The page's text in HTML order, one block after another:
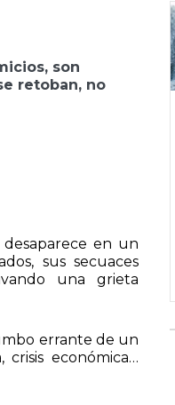
son
retoban, no
en un
sus secuaces
una grieta
errante de un
crisis económica…